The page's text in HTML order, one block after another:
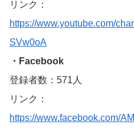
リンク：
https://www.youtube.com/
SVw0oA
・Facebook
登録者数：571人
リンク：
https://www.facebook.com/